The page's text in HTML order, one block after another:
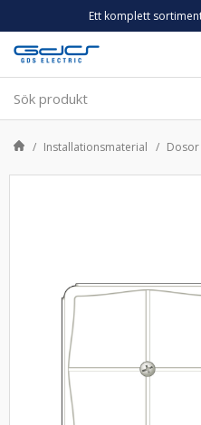
Ett komplett
Installationsmaterial